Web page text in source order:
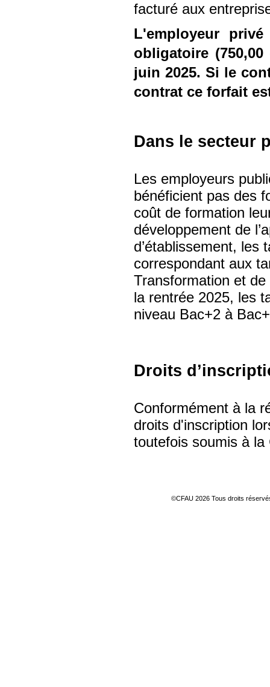
facturé aux
L'employeur
obligatoire
juin 2025. Si le
contrat ce forfait
Dans le secteur
Les employeurs
bénéficient pas des
coût de formation
développement de
d’établissement, les
correspondant aux
Transformation et
la rentrée 2025, les
niveau Bac+2 à
Droits
Conformément à la
droits d'inscription
toutefois soumis à
©CFAU 2026 Tous droits